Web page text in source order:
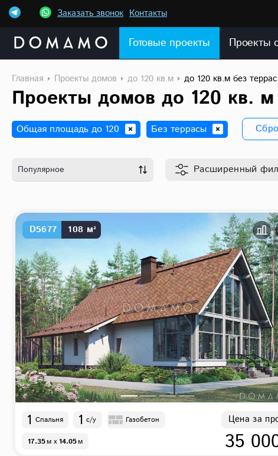
Заказать звонок Контакты
Готовые проекты Проекты
Главная Проекты домов до 120 кв.м до 120 кв.м без
Проекты домов до 120 кв.
Общая площадь до 120 Без террасы
Популярное Расширенный
D5677 108 м²
1 Спальня 1 с/у Газобетон
17.35м x 14.05м
Цена за
35